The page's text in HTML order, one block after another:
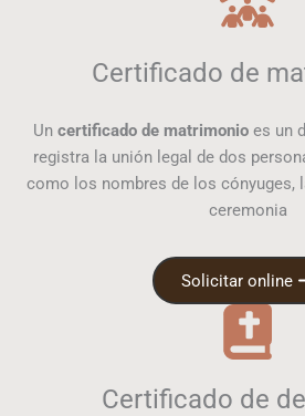
Certificado de
Un certificado de matrimonioes un
registra la unión legal de dos
como los nombres de los cónyuges,
ceremonia
Solicitar online
Certificado de